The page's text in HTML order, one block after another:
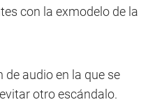
con la exmodelo de la
audio en la que se
otro escándalo.